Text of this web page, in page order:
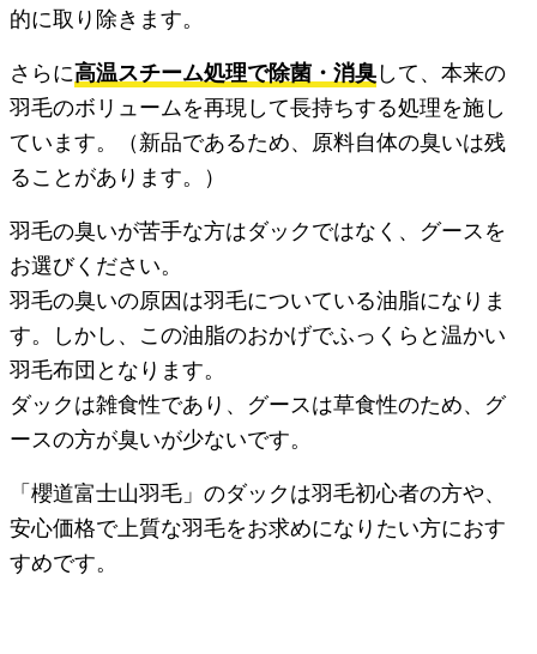
的に取り除きます。
さらに高温スチーム処理で除菌・消臭して、本来の
羽毛のボリュームを再現して長持ちする処理を施し
ています。（新品であるため、原料自体の臭いは残
ることがあります。）
羽毛の臭いが苦手な方はダックではなく、グースを
お選びください。
羽毛の臭いの原因は羽毛についている油脂になりま
す。しかし、この油脂のおかげでふっくらと温かい
羽毛布団となります。
ダックは雑食性であり、グースは草食性のため、グ
ースの方が臭いが少ないです。
「櫻道富士山羽毛」のダックは羽毛初心者の方や、
安心価格で上質な羽毛をお求めになりたい方におす
すめです。